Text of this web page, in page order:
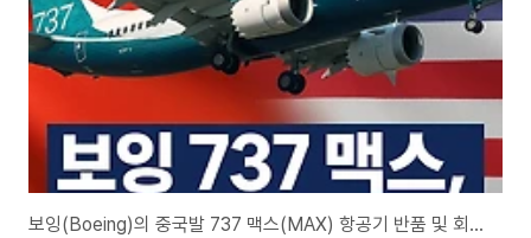
보잉(Boeing)의 중국발 737 맥스(MAX) 항공기 반품 및 회수 사태